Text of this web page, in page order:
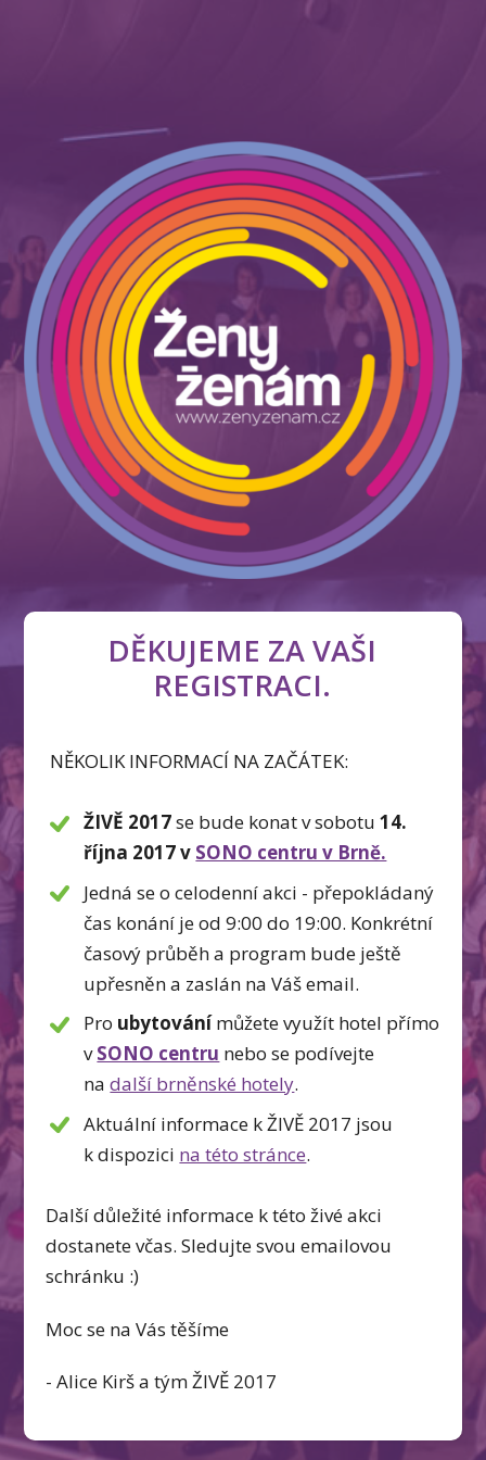
DĚKUJEME ZA VAŠI
REGISTRACI.
NĚKOLIK INFORMACÍ NA ZAČÁTEK:
ŽIVĚ 2017se bude konat v sobotu14.
října 2017 v SONO centru v Brně.
Jedná se o celodenní akci - přepokládaný
čas konání je od 9:00 do 19:00. Konkrétní
časový průběh a program bude ještě
upřesněn a zaslán na Váš email.
Pro ubytovánímůžete využít hotel přímo
vSONO centru nebo se podívejte
nadalší brněnské hotely.
Aktuální informace k ŽIVĚ 2017 jsou
k dispozici na této stránce.
Další důležité informace k této živé akci
dostanete včas. Sledujte svou emailovou
schránku :)
Moc se na Vás těšíme
- Alice Kirš a tým ŽIVĚ 2017